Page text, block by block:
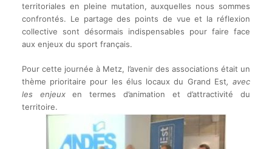
territoriales en pleine mutation, auxquelles nous sommes
confrontés. Le partage des points de vue et la réflexion
collective sont désormais indispensables pour faire face
aux enjeux du sport français.
Pour cette journée à Metz, l’avenir des associations était un
thème prioritaire pour les élus locaux du Grand Est, avec
les enjeuxen termes d’animation et d’attractivité du
territoire.